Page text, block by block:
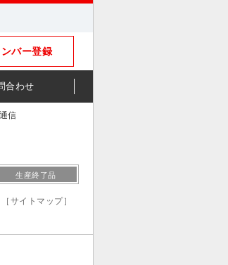
ンバー登録
合わせ
信
生産終了品
［サイトマップ］